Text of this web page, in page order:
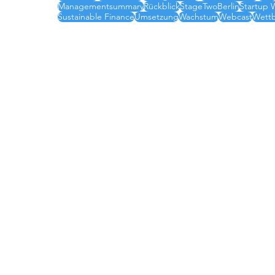
ManagementsummaryRückblickStageTwoBerlinStartup
Sustainable FinanceUmsetzungWachstumWebcast